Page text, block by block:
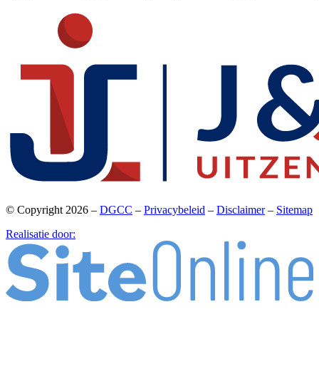
© Copyright 2026 – DGCC – Privacybeleid – Disclaimer– Sitemap
Realisatie door: